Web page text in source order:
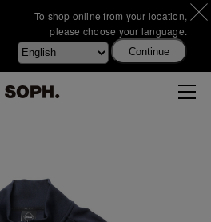
To shop online from your location,
please choose your language.
Continue